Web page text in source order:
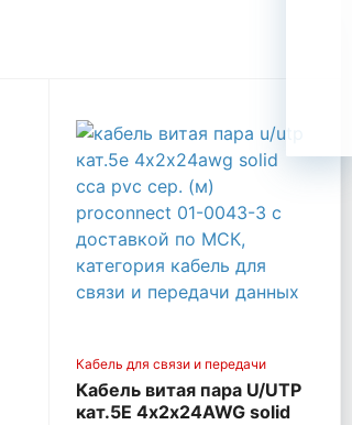
Кабель для связи и передачи
данных
Кабель витая пара U/UTP
кат.5E 4х2х24AWG solid